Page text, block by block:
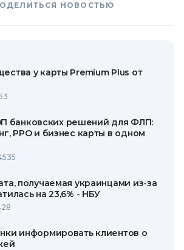
НОВОСТЬЮ
у карты Premium Plus от
банковских решений для ФЛП:
РРО и бизнес карты в одном
получаемая украинцами из-за
на 23,6% - НБУ
информировать клиентов о